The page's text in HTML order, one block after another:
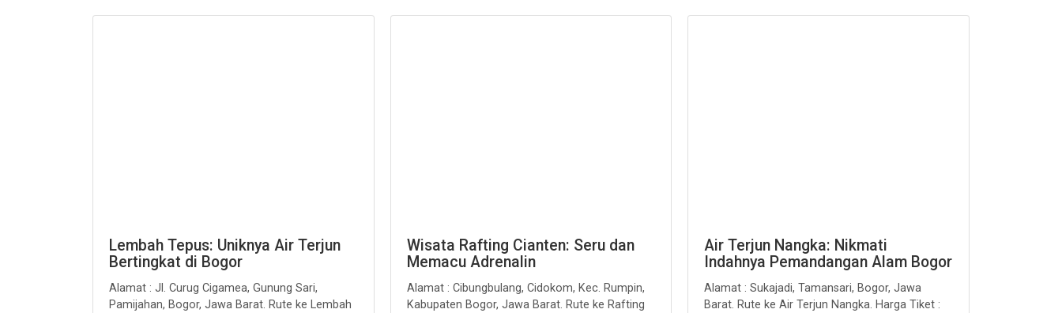
Lembah Tepus: Uniknya Air Terjun
Bertingkat di Bogor
Alamat : Jl. Curug Cigamea, Gunung Sari,
Pamijahan, Bogor, Jawa Barat. Rute ke Lembah
Wisata Rafting Cianten: Seru dan
Memacu Adrenalin
Alamat : Cibungbulang, Cidokom, Kec. Rumpin,
Kabupaten Bogor, Jawa Barat. Rute ke Rafting
Air Terjun Nangka: Nikmati
Indahnya Pemandangan Alam Bogor
Alamat : Sukajadi, Tamansari, Bogor, Jawa
Barat. Rute ke Air Terjun Nangka. Harga Tiket :